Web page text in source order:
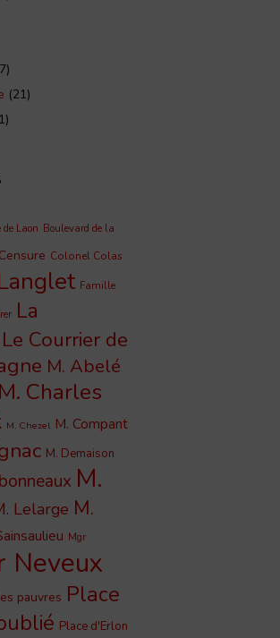
(21)
Laon Boulevard de la
Censure Colonel Colas
Famille
La
Le Courrier de
M. Abelé
M. Charles
M. Chezel M. Compant
M. Demaison
M.
Lelarge M.
Mgr
Neveux
pauvres Place
Place d'Erlon